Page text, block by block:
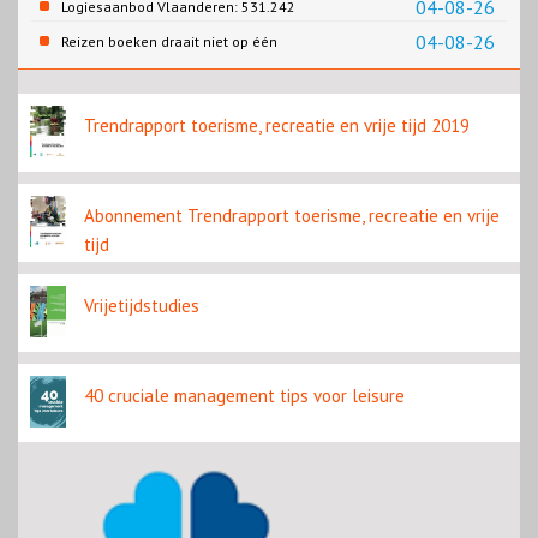
04-08-26
Logiesaanbod Vlaanderen: 531.242
slaapplaatsen
04-08-26
Reizen boeken draait niet op één
contentbron
Trendrapport toerisme, recreatie en vrije tijd 2019
Abonnement Trendrapport toerisme, recreatie en vrije
tijd
Vrijetijdstudies
40 cruciale management tips voor leisure